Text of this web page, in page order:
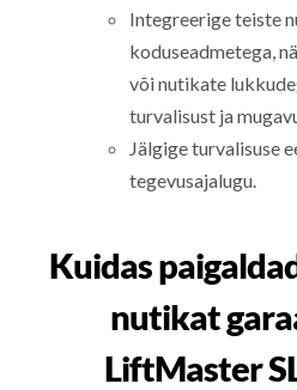
Integreerige teiste
koduseadmetega,
või nutikate
turvalisust ja
Jälgige turvalisuse
tegevusajalugu.
Kuidas
nutikat
LiftMaster